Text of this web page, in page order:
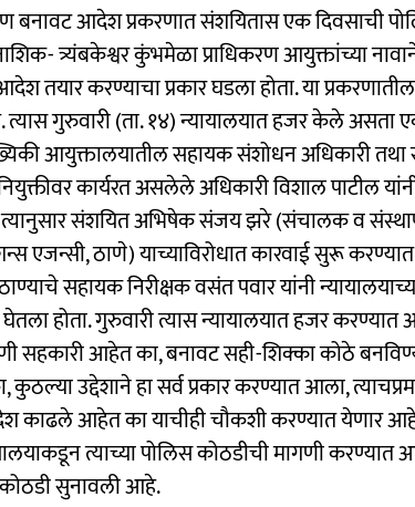
बनावट आदेश प्रकरणात संशयितास एक दिवसाची
त्र्यंबकेश्वर कुंभमेळा प्राधिकरण आयुक्तांच्या
तयार करण्याचा प्रकार घडला होता. या
त्यास गुरुवारी (ता. १४) न्यायालयात हजर केले असता
आयुक्तालयातील सहायक संशोधन अधिकारी तथा
कार्यरत असलेले अधिकारी विशाल पाटील
त्यानुसार संशयित अभिषेक संजय झरे (संचालक व
एजन्सी, ठाणे) याच्याविरोधात कारवाई सुरू
सहायक निरीक्षक वसंत पवार यांनी
घेतला होता. गुरुवारी त्यास न्यायालयात हजर
सहकारी आहेत का, बनावट सही-शिक्का कोठे
उद्देशाने हा सर्व प्रकार करण्यात आला,
काढले आहेत का याचीही चौकशी करण्यात येणार
त्याच्या पोलिस कोठडीची मागणी करण्यात
सुनावली आहे.